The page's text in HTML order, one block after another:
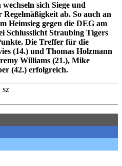
sich Siege und
ab. So auch an
Heimsieg gegen die DEG am
Schlusslicht Straubing Tigers
Die Treffer für die
(14.) und Thomas Holzmann
Williams (21.), Mike
(42.) erfolgreich.
sz